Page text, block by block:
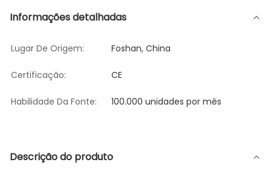
Informações detalhadas
Lugar De Origem: Foshan, China
Certificação: CE
Habilidade Da Fonte: 100.000 unidades por mês
Descrição do produto